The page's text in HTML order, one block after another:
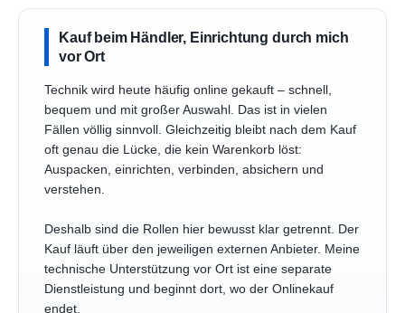
Kauf beim Händler, Einrichtung durch mich
vor Ort
Technik wird heute häufig online gekauft – schnell,
bequem und mit großer Auswahl. Das ist in vielen
Fällen völlig sinnvoll. Gleichzeitig bleibt nach dem Kauf
oft genau die Lücke, die kein Warenkorb löst:
Auspacken, einrichten, verbinden, absichern und
verstehen.
Deshalb sind die Rollen hier bewusst klar getrennt. Der
Kauf läuft über den jeweiligen externen Anbieter. Meine
technische Unterstützung vor Ort ist eine separate
Dienstleistung und beginnt dort, wo der Onlinekauf
endet.